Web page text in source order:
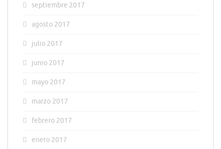
septiembre 2017
agosto 2017
julio 2017
junio 2017
mayo 2017
marzo 2017
febrero 2017
enero 2017